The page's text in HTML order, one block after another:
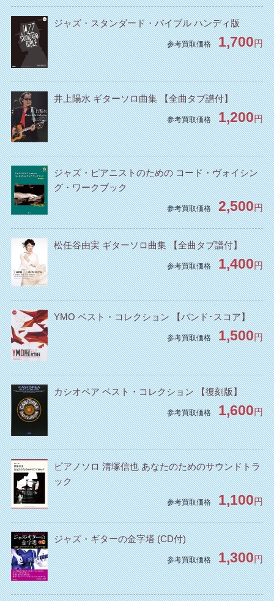
ジャズ・スタンダード・バイブル ハンディ版
参考買取価格 1,700円
井上陽水 ギターソロ曲集 【全曲タブ譜付】
参考買取価格 1,200円
ジャズ・ピアニストのための コード・ヴォイシン
グ・ワークブック
参考買取価格 2,500円
松任谷由実 ギターソロ曲集 【全曲タブ譜付】
参考買取価格 1,400円
YMO ベスト・コレクション 【バンド･スコア】
参考買取価格 1,500円
カシオペア ベスト・コレクション 【復刻版】
参考買取価格 1,600円
ピアノソロ 清塚信也 あなたのためのサウンドトラ
ック
参考買取価格 1,100円
ジャズ・ギターの金字塔 (CD付)
参考買取価格 1,300円